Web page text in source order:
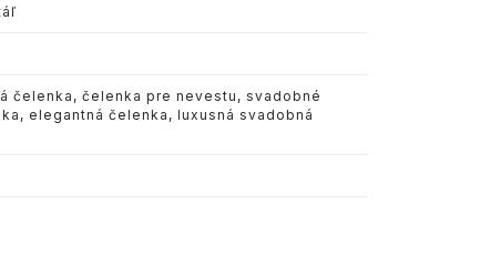
čelenka , čelenka pre nevestu , svadobné
, elegantná čelenka , luxusná svadobná